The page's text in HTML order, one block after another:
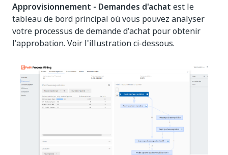
Approvisionnement - Demandes d'achat est le
tableau de bord principal où vous pouvez analyser
votre processus de demande d'achat pour obtenir
l'approbation. Voir l'illustration ci-dessous.